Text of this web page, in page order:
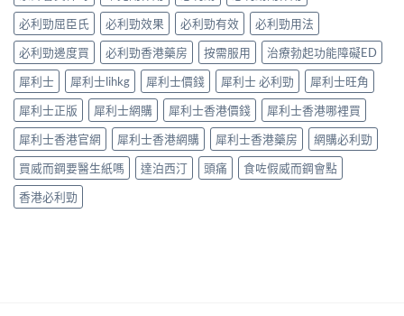
整
指
南：
30
分
見
效、
最
長
36
小
時、
正
擇
與
安
全
性
整
解
析〉
中
必利勁屈臣氏
必利勁效果 必利勁有效
必利勁用法
必利勁邊度買
必利勁香港藥房 按需服用
治療勃起功能障礙ED
犀利士
犀利士lihkg 犀利士價錢 犀利士 必利勁
犀利士旺角
犀利士正版
犀利士網購 犀利士香港價錢
犀利士香港哪裡買
犀利士香港官網
犀利士香港網購 犀利士香港藥房
網購必利勁
買威而鋼要醫生紙嗎
達泊西汀 頭痛
食咗假威而鋼會點
香港必利勁